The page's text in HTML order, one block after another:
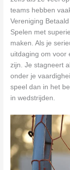
teams hebben
Vereniging
Spelen met
maken. Als je
uitdaging om voor
zijn. Je stagneert
onder je
speel dan in het
in wedstrijden.